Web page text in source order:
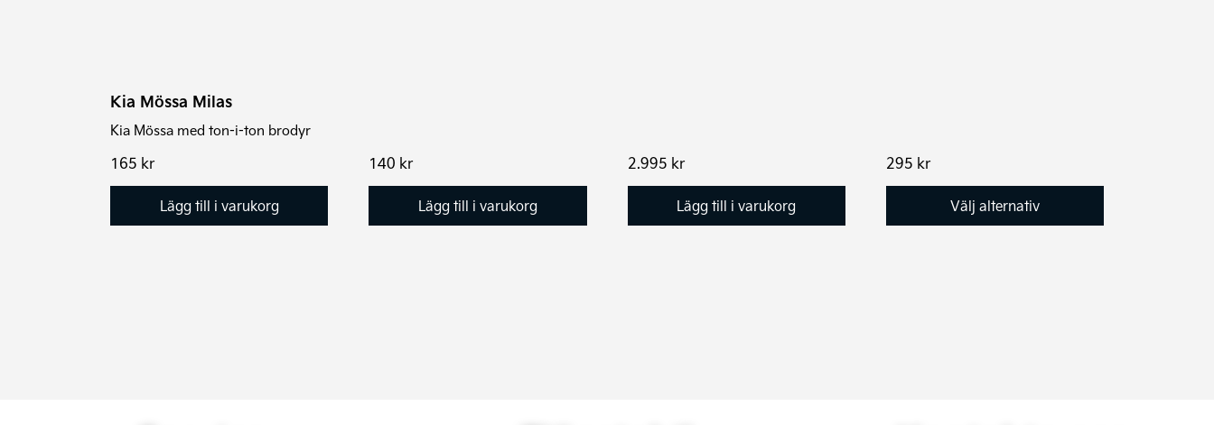
Kia Mössa Milas
Kia Mössa med ton-i-ton brodyr
165 kr
Lägg till i varukorg
140 kr
Lägg till i varukorg
2.995 kr
Lägg till i varukorg
295 kr
Välj alternativ